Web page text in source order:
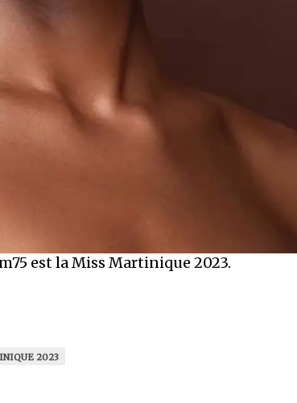
est la Miss Martinique 2023.
2023